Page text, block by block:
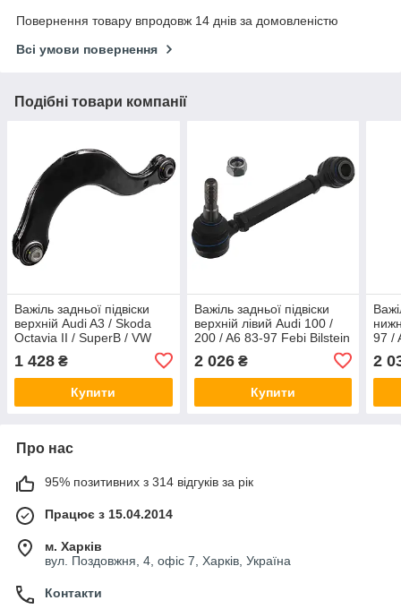
Повернення товару впродовж 14 днів за домовленістю
Всі умови повернення
Подібні товари компанії
Важіль задньої підвіски
верхній Audi A3 / Skoda
Octavia II / SuperB / VW
Golf V / VI / Passat 03- Febi
Bilstein 32453
1 428 ₴
Купити
Важіль задньої підвіски
верхній лівий Audi 100 /
200 / A6 83-97 Febi Bilstein
2 026₴
Купити
97 /
2
Про нас
95% позитивних з 314 відгуків за рік
Працює з 15.04.2014
м. Харків
вул. Поздовжня, 4, офіс 7, Харків, Україна
Контакти